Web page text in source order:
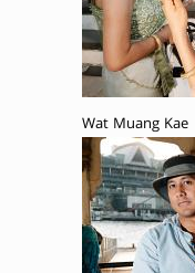
Wat Muang Kae